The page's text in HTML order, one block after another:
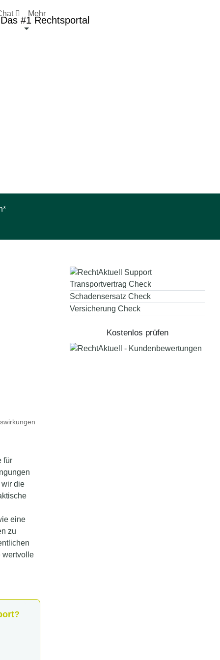
 Mehr
für
wir die
eine
zu
wertvolle
Transportvertrag Check
Schadensersatz Check
Versicherung Check
Kostenlos prüfen